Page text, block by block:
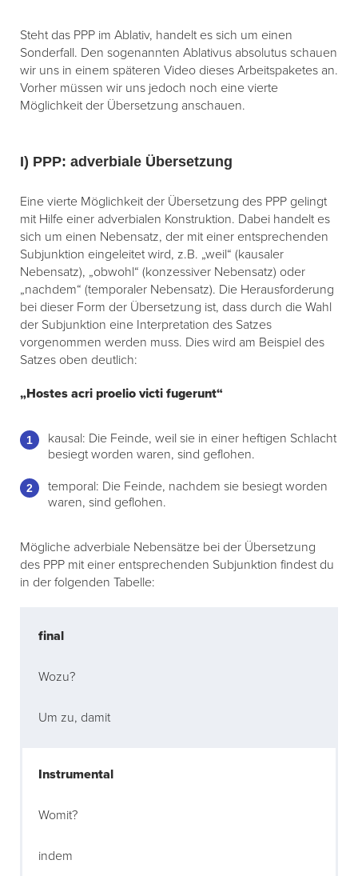
Steht das PPP im Ablativ, handelt es sich um einen
Sonderfall. Den sogenannten Ablativus absolutus schauen
wir uns in einem späteren Video dieses Arbeitspaketes an.
Vorher müssen wir uns jedoch noch eine vierte
Möglichkeit der Übersetzung anschauen.
I) PPP: adverbiale Übersetzung
Eine vierte Möglichkeit der Übersetzung des PPP gelingt
mit Hilfe einer adverbialen Konstruktion. Dabei handelt es
sich um einen Nebensatz, der mit einer entsprechenden
Subjunktion eingeleitet wird, z.B. „weil“ (kausaler
Nebensatz), „obwohl“ (konzessiver Nebensatz) oder
„nachdem“ (temporaler Nebensatz). Die Herausforderung
bei dieser Form der Übersetzung ist, dass durch die Wahl
der Subjunktion eine Interpretation des Satzes
vorgenommen werden muss. Dies wird am Beispiel des
Satzes oben deutlich:
„Hostes acri proelio victi fugerunt“
kausal: Die Feinde, weil sie in einer heftigen Schlacht
besiegt worden waren, sind geflohen.
temporal: Die Feinde, nachdem sie besiegt worden
waren, sind geflohen.
Mögliche adverbiale Nebensätze bei der Übersetzung
des PPP mit einer entsprechenden Subjunktion findest du
in der folgenden Tabelle:
final
Wozu?
Um zu, damit
Instrumental
Womit?
indem